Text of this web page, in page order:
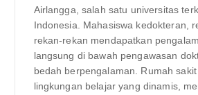
Airlangga, salah satu universitas
Indonesia. Mahasiswa kedokteran,
rekan-rekan mendapatkan
langsung di bawah pengawasan
bedah berpengalaman. Rumah
lingkungan belajar yang dinamis,